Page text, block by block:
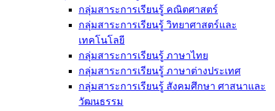
กลุ่มสาระการเรียนรู้ คณิตศาสตร์
กลุ่มสาระการเรียนรู้ วิทยาศาสตร์และ
เทคโนโลยี
กลุ่มสาระการเรียนรู้ ภาษาไทย
กลุ่มสาระการเรียนรู้ ภาษาต่างประเทศ
กลุ่มสาระการเรียนรู้ สังคมศึกษา ศาสนาและ
วัฒนธรรม